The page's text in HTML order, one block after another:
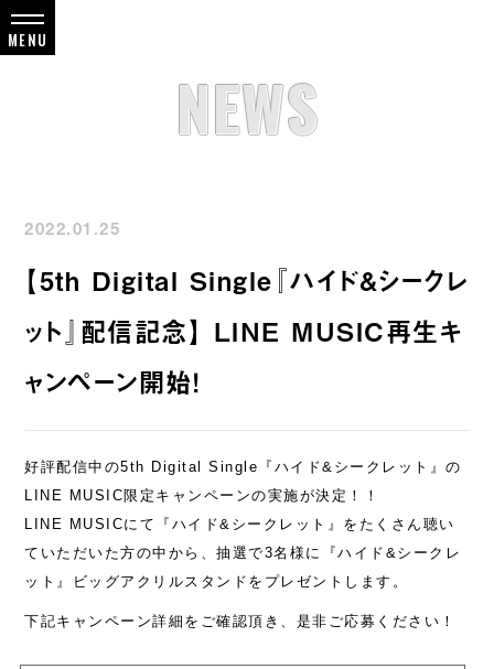
NEWS
2022.01.25
【5th Digital Single『ハイド&シークレ
ット』配信記念】 LINE MUSIC再生キ
ャンペーン開始！
好評配信中の5th Digital Single『ハイド&シークレット』の
LINE MUSIC限定キャンペーンの実施が決定！！
LINE MUSICにて『ハイド&シークレット』をたくさん聴い
ていただいた方の中から、抽選で3名様に『ハイド&シークレ
ット』ビッグアクリルスタンドをプレゼントします。
下記キャンペーン詳細をご確認頂き、是非ご応募ください！